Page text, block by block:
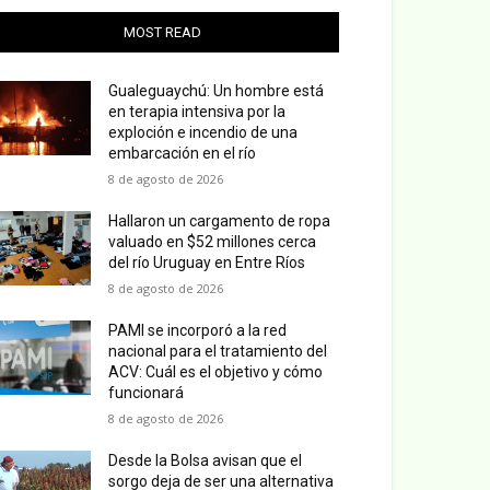
MOST READ
Gualeguaychú: Un hombre está
en terapia intensiva por la
exploción e incendio de una
embarcación en el río
8 de agosto de 2026
Hallaron un cargamento de ropa
valuado en $52 millones cerca
del río Uruguay en Entre Ríos
8 de agosto de 2026
PAMI se incorporó a la red
nacional para el tratamiento del
ACV: Cuál es el objetivo y cómo
funcionará
8 de agosto de 2026
Desde la Bolsa avisan que el
sorgo deja de ser una alternativa